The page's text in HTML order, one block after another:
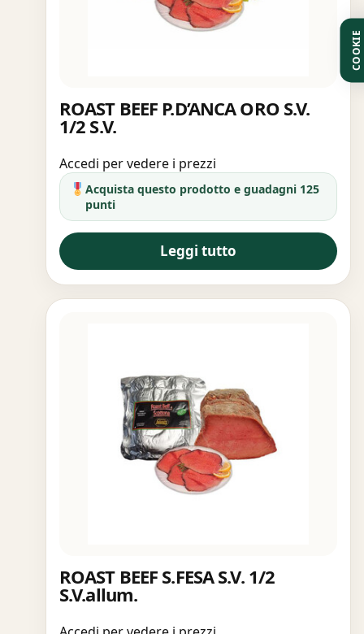
ROAST BEEF P.D’ANCA ORO S.V.
1/2 S.V.
Accedi per vedere i prezzi
Acquista questo prodotto e guadagni 125
punti
Leggi tutto
ROAST BEEF S.FESA S.V. 1/2
S.V.allum.
COOKIE